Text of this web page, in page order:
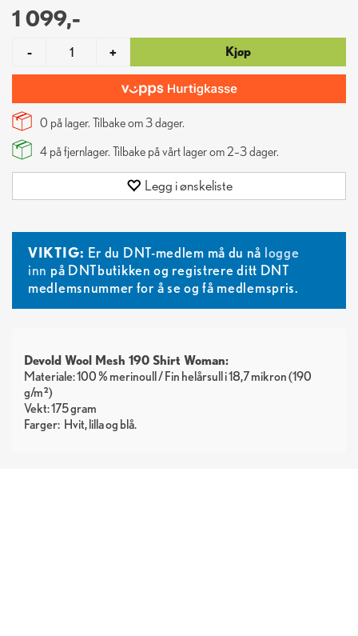
1 099,-
- + Kjøp
0 på lager. Tilbake om3dager.
4 på fjernlager. Tilbake på vårt lager om 2–3 dager.
Legg i ønskeliste
VIKTIG: Er du DNT-medlem må du nå logge
inn på DNTbutikken og registrere ditt DNT
medlemsnummer for å se og få medlemspris.
Devold Wool Mesh 190 Shirt Woman:
Materiale: 100 % merinoull / Fin helårsull i 18,7 mikron (190
g/m²)
Vekt: 175 gram
Farger: Hvit lilla blå